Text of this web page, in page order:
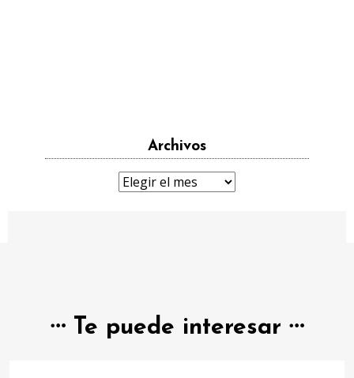
Archivos
Archivos
Te puede interesar